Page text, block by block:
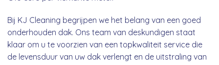
Bij KJ Cleaning begrijpen we het belang van een goed
onderhouden dak. Ons team van deskundigen staat
klaar om u te voorzien van een topkwaliteit service die
de levensduur van uw dak verlengt en de uitstraling van